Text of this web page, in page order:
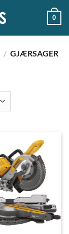
0
/ GJÆRSAGER